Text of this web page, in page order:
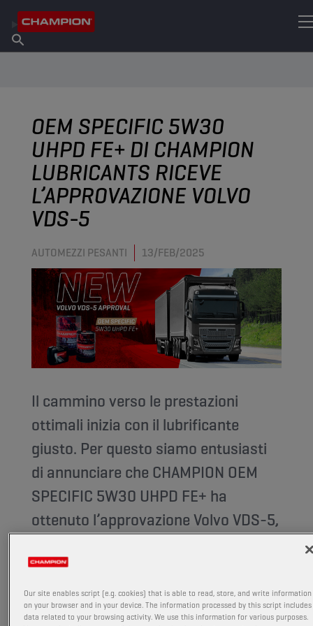
Informazioni su Champion
Trova un punto vendita
OEM SPECIFIC 5W30
UHPD FE+ DI CHAMPION
LUBRICANTS RICEVE
L’APPROVAZIONE VOLVO
VDS-5
AUTOMEZZI PESANTI 13/FEB/2025
Il cammino verso le prestazioni
ottimali inizia con il lubrificante
giusto. Per questo siamo entusiasti
di annunciare che CHAMPION OEM
SPECIFIC 5W30 UHPD FE+ ha
ottenuto l’approvazione Volvo VDS-5,
per i più recenti motori Volvo per
impieghi gravosi. Inoltre, questa
certificazione si applica anche a
Our site enables script (e.g. cookies) that is able to read, store, and write information
on your browser and in your device. The information processed by this script includes
data related to your browsing activity. We use this information for various purposes.